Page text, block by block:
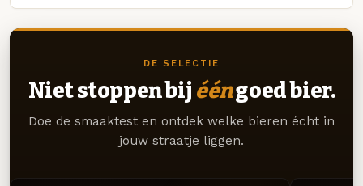
DE SELECTIE
Niet stoppen bij ééngoed bier.
Doe de smaaktest en ontdek welke bieren écht in
jouw straatje liggen.